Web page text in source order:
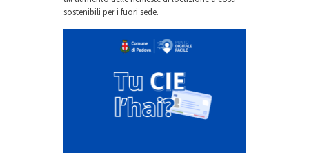
PornoDrama
Hullabaloo
Programmare in maniera
accessibile
sostenibili per i fuori sede.